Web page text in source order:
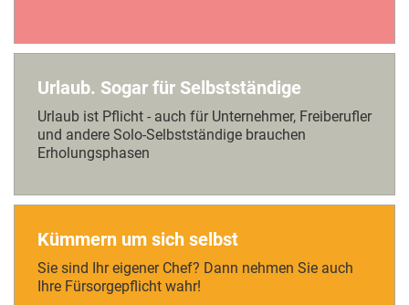
Urlaub. Sogar für Selbstständige
Urlaub ist Pflicht - auch für Unternehmer, Freiberufler
und andere Solo-Selbstständige brauchen
Erholungsphasen
Kümmern um sich selbst
Sie sind Ihr eigener Chef? Dann nehmen Sie auch
Ihre Fürsorgepflicht wahr!